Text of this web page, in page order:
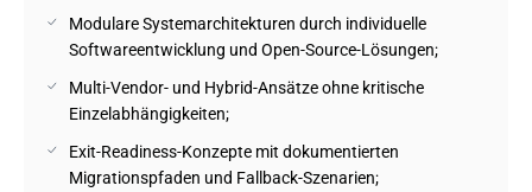
Modulare Systemarchitekturen durch individuelle
Softwareentwicklung und Open-Source-Lösungen;
Multi-Vendor- und Hybrid-Ansätze ohne kritische
Einzelabhängigkeiten;
Exit-Readiness-Konzepte mit dokumentierten
Migrationspfaden und Fallback-Szenarien;